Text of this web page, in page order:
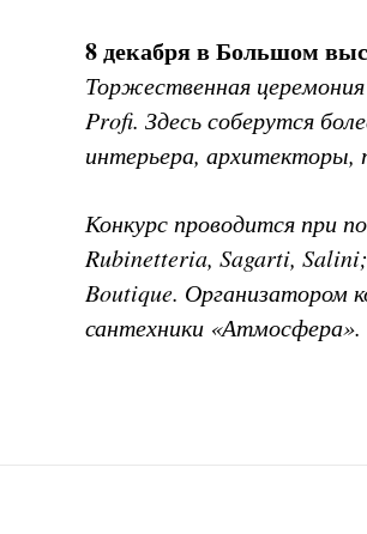
8 декабря в Большом
Торжественная
Profi. Здесь соберутся
интерьера, архитекторы,
Конкурс проводится при
Rubinetteria, Sagarti,
Boutique. Организатором
сантехники «Атмосфера».